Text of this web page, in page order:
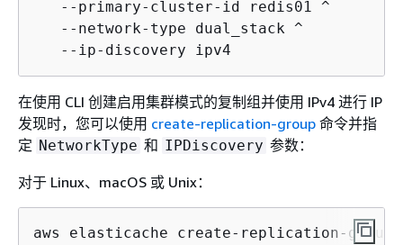
   --primary-cluster-id redis01 ^
   --network-type dual_stack ^
   --ip-discovery ipv4
在使用 CLI 创建启用集群模式的复制组并使用 IPv4 进行 IP
发现时，您可以使用 create-replication-group 命令并指
定 NetworkType 和 IPDiscovery 参数：
对于 Linux、macOS 或 Unix：
aws elasticache create-replication-group